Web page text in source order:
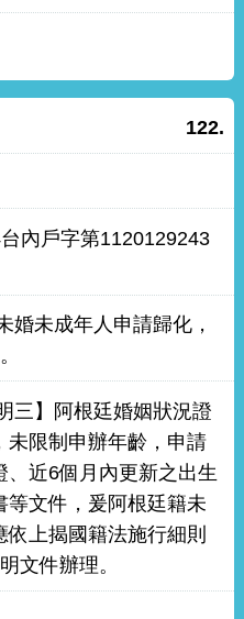
122.
內戶字第1120129243
婚未成年人申請歸化，
三】阿根廷婚姻狀況證
未限制申辦年齡，申請
近6個月內更新之出生
文件，爰阿根廷籍未
上揭國籍法施行細則
文件辦理。